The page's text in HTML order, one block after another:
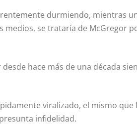
durmiendo, mientras
se trataría de McGregor
hace más de una década
viralizado, el mismo que
infidelidad.